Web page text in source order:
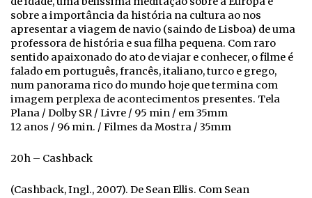
sobre a importância da história na cultura ao nos
apresentar a viagem de navio (saindo de Lisboa) de uma
professora de história e sua filha pequena. Com raro
sentido apaixonado do ato de viajar e conhecer, o filme é
falado em português, francês, italiano, turco e grego,
num panorama rico do mundo hoje que termina com
imagem perplexa de acontecimentos presentes. Tela
Plana / Dolby SR / Livre / 95 min / em 35mm
12 anos / 96 min. / Filmes da Mostra / 35mm
20h – Cashback
(Cashback, Ingl., 2007). De Sean Ellis. Com Sean